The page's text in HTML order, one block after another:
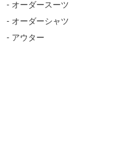
- オーダースーツ
- オーダーシャツ
- アウター